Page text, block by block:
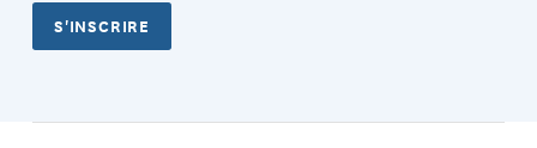
S'INSCRIRE